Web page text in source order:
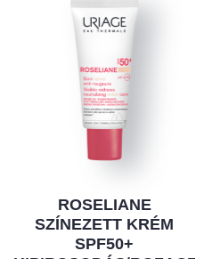
ROSELIANE
SZÍNEZETT KRÉM
SPF50+